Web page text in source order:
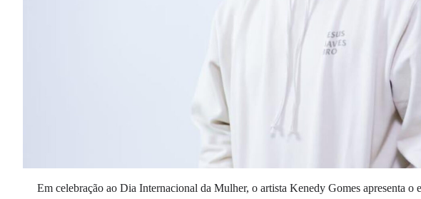
Em celebração ao Dia Internacional da Mulher, o artista Kenedy Gomes apresenta o